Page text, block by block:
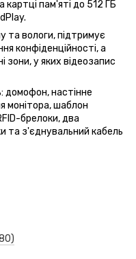
пам'яті до 512 ГБ
та вологи, підтримує
конфіденційності, а
у яких відеозапис
домофон, настінне
монітора, шаблон
брелоки, два
та з'єднувальний кабель